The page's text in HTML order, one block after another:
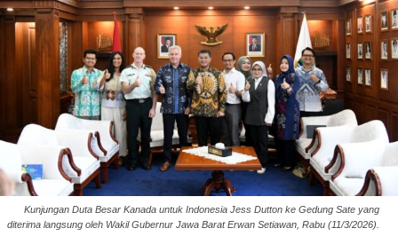
Kunjungan Duta Besar Kanada untuk Indonesia Jess Dutton ke Gedung Sate yang
diterima langsung oleh Wakil Gubernur Jawa Barat Erwan Setiawan, Rabu (11/3/2026).